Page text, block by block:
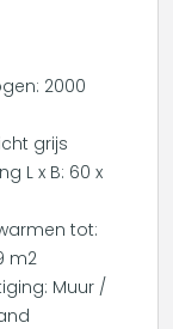
2000
grijs
L x B: 60 x
tot:
m2
Muur /